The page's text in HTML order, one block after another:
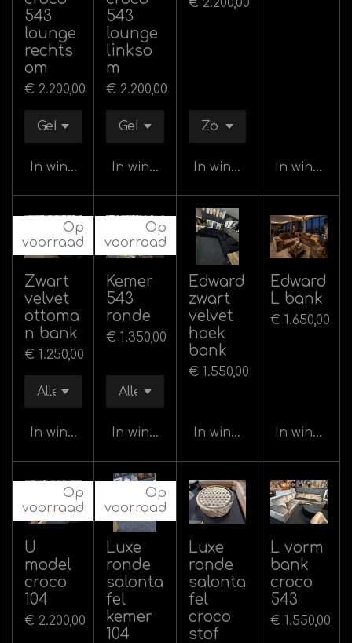
543
lounge
rechts
om
€ 2.200,00
In winkelwagen
543
lounge
linkso
m
€ 2.200,00
In winkelwagen
€ 2.200,00
In winkelwagen
In
Op
voorraad
Zwart
velvet
ottoma
n bank
€ 1.250,00
In winkelwagen
Op
voorraad
Kemer
543
ronde
€ 1.350,00
In winkelwagen
Edward
zwart
velvet
hoek
bank
€ 1.550,00
In winkelwagen
Edward
L bank
€ 1.650,00
In
Op
voorraad
U
model
croco
104
€ 2.200,00
Op
voorraad
Luxe
ronde
salonta
fel
kemer
104
Luxe
ronde
salonta
fel
croco
stof
L vorm
bank
croco
543
€ 1.550,00